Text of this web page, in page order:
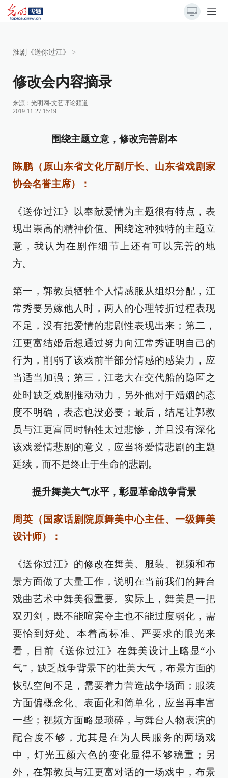
淮剧《送你过江》 >
修改会内容摘录
来源： 光明网-文艺评论频道
2019-11-27 15:19
围绕主题立意，修改完善剧本
陈鹏（原山东省文化厅副厅长、山东省戏剧家
协会名誉主席）：
《送你过江》以奉献爱情为主题很有特点，表
现出崇高的精神价值。围绕这种独特的主题立
意，我认为在剧作细节上还有可以完善的地
方。
第一，郭教员牺牲个人情感服从组织分配，江
常秀要另嫁他人时，两人的心理转折过程表现
不足，没有把爱情的悲剧性表现出来；第二，
江更富结婚后想通过努力向江常秀证明自己的
行为，削弱了该戏前半部分情感的感染力，应
当适当加强；第三，江老大在交代船的隐匿之
处时缺乏戏剧推动动力，另外他对于婚姻的态
度不明确，表态也没必要；最后，结尾让郭教
员与江更富同时牺牲太过悲惨，并且没有深化
该戏爱情悲剧的意义，应当将爱情悲剧的主题
延续，而不是终止于生命的悲剧。
提升舞美大气水平，彰显革命战争背景
周英（国家话剧院原舞美中心主任、一级舞美
设计师）：
《送你过江》的修改在舞美、服装、视频和布
景方面做了大量工作，说明在当前我们的舞台
戏曲艺术中舞美很重要。实际上，舞美是一把
双刃剑，既不能喧宾夺主也不能过度弱化，需
要恰到好处。本着高标准、严要求的眼光来
看，目前《送你过江》在舞美设计上略显“小
气”，缺乏战争背景下的壮美大气，布景方面的
恢弘空间不足，需要着力营造战争场面；服装
方面偏概念化、表面化和简单化，应当再丰富
一些；视频方面略显琐碎，与舞台人物表演的
配合度不够，尤其是在为人民服务的两场戏
中，灯光五颜六色的变化显得不够稳重；另
外，在郭教员与江更富对话的一场戏中，布景